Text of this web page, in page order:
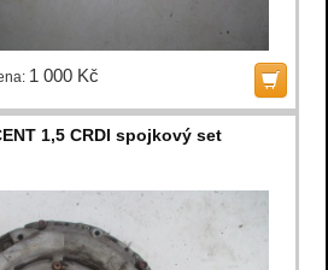
1 000 Kč
1,5 CRDI spojkový set